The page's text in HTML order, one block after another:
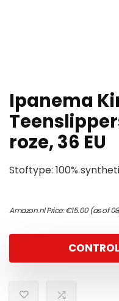
Ipanema
roze, 36 EU
Stoftype: 100%
Amazon.nl Price:€15.00(as of